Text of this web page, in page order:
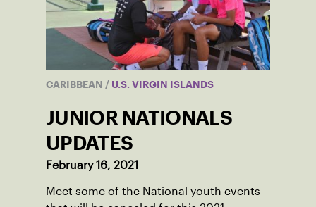
CARIBBEAN / U.S. VIRGIN ISLANDS
JUNIOR NATIONALS
UPDATES
February 16, 2021
Meet some of the National youth events